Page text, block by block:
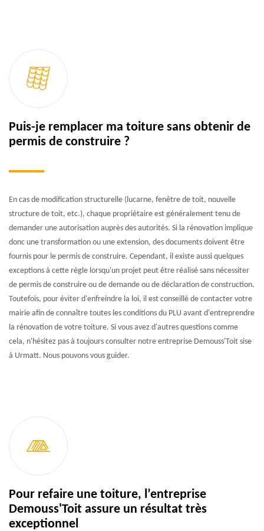
Puis-je remplacer ma toiture sans obtenir de
permis de construire ?
En cas de modification structurelle (lucarne, fenêtre de toit, nouvelle
structure de toit, etc.), chaque propriétaire est généralement tenu de
demander une autorisation auprès des autorités. Si la rénovation implique
donc une transformation ou une extension, des documents doivent être
fournis pour le permis de construire. Cependant, il existe aussi quelques
exceptions à cette règle lorsqu'un projet peut être réalisé sans nécessiter
de permis de construire ou de demande ou de déclaration de construction.
Toutefois, pour éviter d'enfreindre la loi, il est conseillé de contacter votre
mairie afin de connaître toutes les conditions du PLU avant d'entreprendre
la rénovation de votre toiture. Si vous avez d'autres questions comme
cela, n'hésitez pas à toujours consulter notre entreprise Demouss'Toit sise
à Urmatt. Nous pouvons vous guider.
Pour refaire une toiture, l’entreprise
Demouss'Toit assure un résultat très
exceptionnel